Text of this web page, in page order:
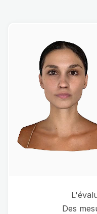
Des